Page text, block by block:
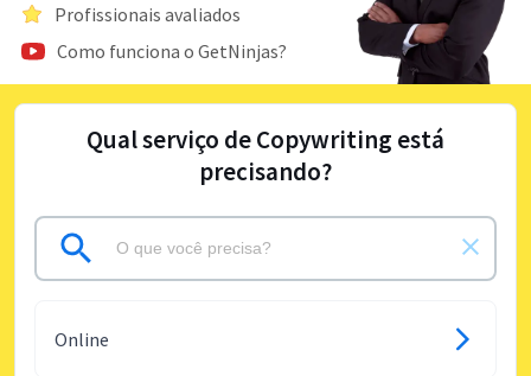
Profissionais avaliados
Como funciona o GetNinjas?
Qual serviço de Copywriting está
precisando?
Online